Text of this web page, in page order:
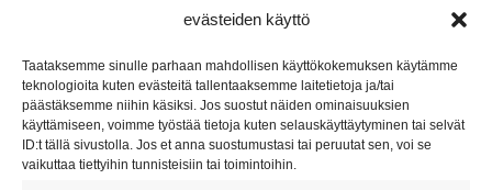
evästeiden käyttö
Taataksemme sinulle parhaan mahdollisen käyttökokemuksen käytämme
teknologioita kuten evästeitä tallentaaksemme laitetietoja ja/tai
päästäksemme niihin käsiksi. Jos suostut näiden ominaisuuksien
käyttämiseen, voimme työstää tietoja kuten selauskäyttäytyminen tai selvät
ID:t tällä sivustolla. Jos et anna suostumustasi tai peruutat sen, voi se
vaikuttaa tiettyihin tunnisteisiin tai toimintoihin.
Yhteys